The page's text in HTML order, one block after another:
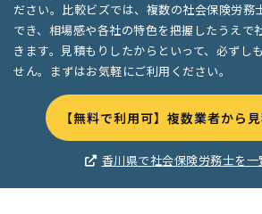
ださい。比較ビズでは、複数の社会保険労務
でき、相場感や各社の特色を把握したうえで
きます。見積もりしたからといって、必ずし
せん。まずはお気軽にご利用ください。
【無料で利用可】複数業者から
香川県で社会保険労務士を一